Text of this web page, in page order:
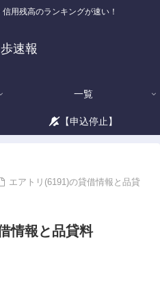
用残高のランキングが速い！
速報
一覧
【申込停止】
エアトリ(6191)の貸借情報と品貸
情報と品貸料